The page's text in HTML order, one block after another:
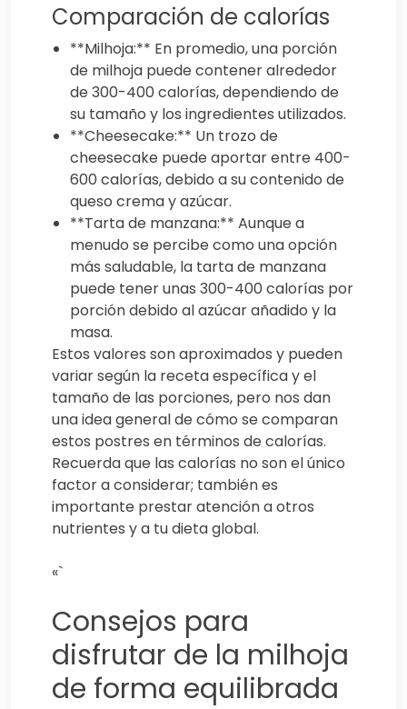
Comparación de calorías
**Milhoja:** En promedio, una porción
de milhoja puede contener alrededor
de 300-400 calorías, dependiendo de
su tamaño y los ingredientes utilizados.
**Cheesecake:** Un trozo de
cheesecake puede aportar entre 400-
600 calorías, debido a su contenido de
queso crema y azúcar.
**Tarta de manzana:** Aunque a
menudo se percibe como una opción
más saludable, la tarta de manzana
puede tener unas 300-400 calorías por
porción debido al azúcar añadido y la
masa.
Estos valores son aproximados y pueden
variar según la receta específica y el
tamaño de las porciones, pero nos dan
una idea general de cómo se comparan
estos postres en términos de calorías.
Recuerda que las calorías no son el único
factor a considerar; también es
importante prestar atención a otros
nutrientes y a tu dieta global.
«`
Consejos para
disfrutar de la milhoja
de forma equilibrada